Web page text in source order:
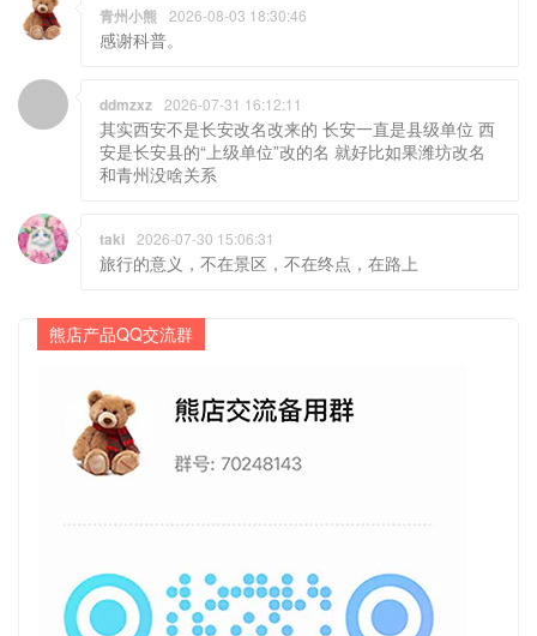
青州小熊 2026-08-03 18:30:46
感谢科普。
ddmzxz 2026-07-31 16:12:11
其实西安不是长安改名改来的 长安一直是县级单位 西
安是长安县的“上级单位”改的名 就好比如果潍坊改名
和青州没啥关系
taki 2026-07-30 15:06:31
旅行的意义，不在景区，不在终点，在路上
熊店产品QQ交流群